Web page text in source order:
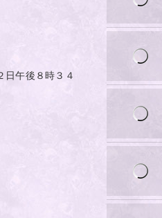
日午後８時３４